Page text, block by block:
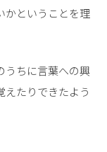
かということを理
うちに言葉への興
えたりできたよう